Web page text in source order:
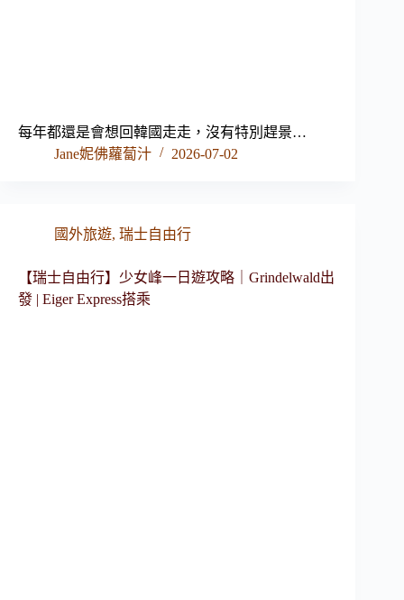
每年都還是會想回韓國走走，沒有特別趕景…
Jane妮佛蘿蔔汁
2026-07-02
國外旅遊, 瑞士自由行
【瑞士自由行】少女峰一日遊攻略｜Grindelwald出
發 | Eiger Express搭乘